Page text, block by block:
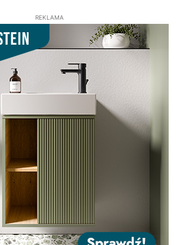
REKLAMA